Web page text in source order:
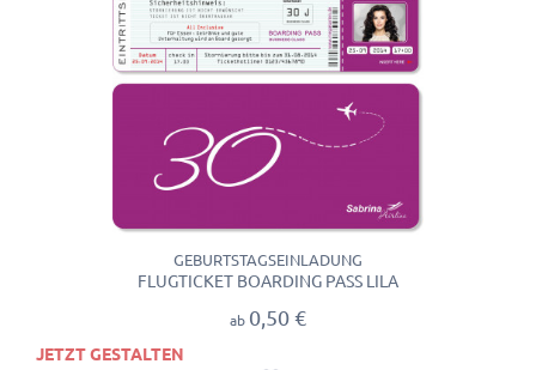
GEBURTSTAGSEINLADUNG
FLUGTICKET BOARDING PASS LILA
ab 0,50 €
JETZT GESTALTEN